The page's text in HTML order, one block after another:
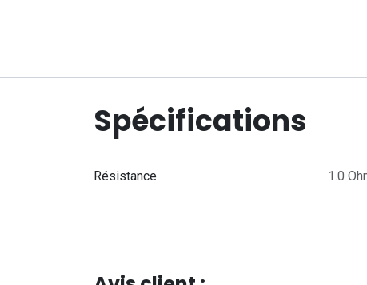
Spécifications
Résistance 1.0